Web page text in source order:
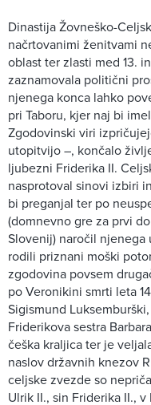
Dinastija Žovneško-
načrtovanimi ženitvami
oblast ter zlasti med 13.
zaznamovala politični
njenega konca lahko
pri Taboru, kjer naj bi
Zgodovinski viri
utopitvijo –, končalo
ljubezni Friderika II.
nasprotoval sinovi izbiri
bi preganjal ter po
(domnevno gre za prvi
Slovenij) naročil njenega
rodili priznani moški
zgodovina povsem
po Veronikini smrti leta
Sigismund
Friderikova sestra
češka kraljica ter je
naslov državnih knezov
celjske zvezde so
Ulrik II., sin Friderika II.,